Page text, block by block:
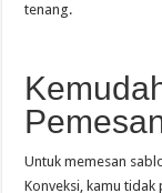
tenang.
Untuk memesan
Konveksi, kamu